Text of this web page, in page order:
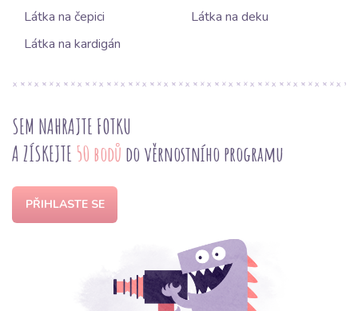
Látka na čepici
Látka na deku
Látka na kardigán
SEM NAHRAJTE FOTKU
A ZÍSKEJTE 50 bodů do věrnostního programu
PŘIHLASTE SE